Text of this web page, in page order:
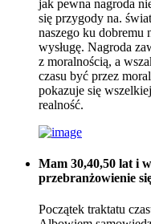
jak pewna nagroda
się przygody na.
naszego ku dobremu
wysługę. Nagroda
z moralnością, a
czasu być przez
pokazuje się
realność.
Mam 30,40,50 lat i
przebranżowienie
Początek traktatu